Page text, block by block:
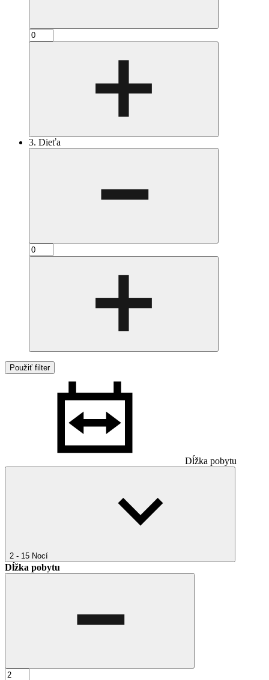
3. Dieťa
Použiť filter
Dĺžka pobytu
2 - 15 Nocí
Dĺžka pobytu